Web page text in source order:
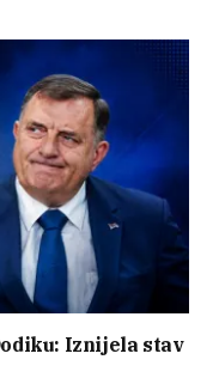
Iznijela stav